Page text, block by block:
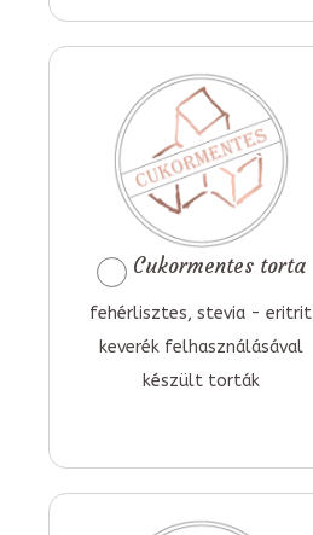
Cukormentes torta
fehérlisztes, stevia - eritrit
keverék felhasználásával
készült torták